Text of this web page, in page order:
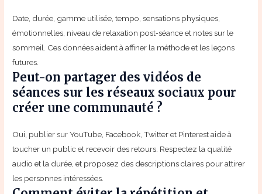
Date, durée, gamme utilisée, tempo, sensations physiques,
émotionnelles, niveau de relaxation post‑séance et notes sur le
sommeil. Ces données aident à affiner la méthode et les leçons
futures.
Peut-on partager des vidéos de
séances sur les réseaux sociaux pour
créer une communauté ?
Oui, publier sur YouTube, Facebook, Twitter et Pinterest aide à
toucher un public et recevoir des retours. Respectez la qualité
audio et la durée, et proposez des descriptions claires pour attirer
les personnes intéressées.